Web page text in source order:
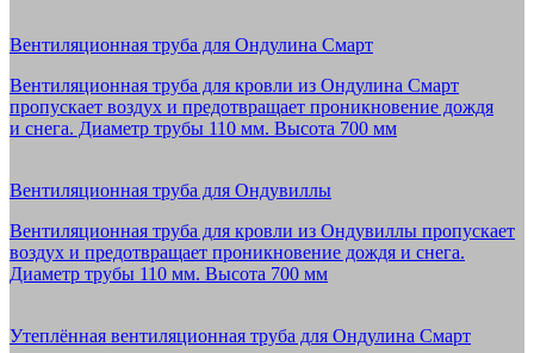
Вентиляционная труба для Ондулина Смарт
Вентиляционная труба для кровли из Ондулина Смарт
пропускает воздух и предотвращает проникновение дождя
и снега. Диаметр трубы 110 мм. Высота 700 мм
Вентиляционная труба для Ондувиллы
Вентиляционная труба для кровли из Ондувиллы пропускает
воздух и предотвращает проникновение дождя и снега.
Диаметр трубы 110 мм. Высота 700 мм
Утеплённая вентиляционная труба для Ондулина Смарт